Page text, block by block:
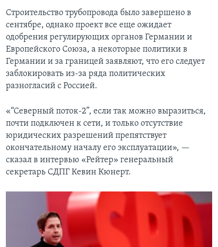
Строительство трубопровода было завершено в
сентябре, однако проект все еще ожидает
одобрения регулирующих органов Германии и
Европейского Союза, а некоторые политики в
Германии и за границей заявляют, что его следует
заблокировать из-за ряда политических
разногласий с Россией.
«“Северный поток-2”, если так можно выразиться,
почти подключен к сети, и только отсутствие
юридических разрешений препятствует
окончательному началу его эксплуатации», —
сказал в интервью «Рейтер» генеральный
секретарь СДПГ Кевин Кюнерт.